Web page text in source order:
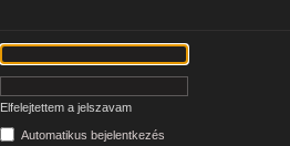
Elfelejtettem a jelszavam
Automatikus bejelentkezés